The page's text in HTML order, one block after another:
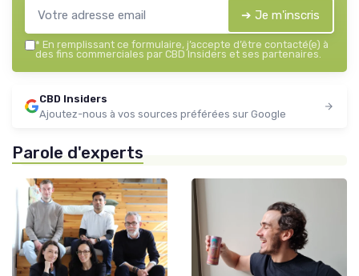
➔ Je m'inscris
* En remplissant ce formulaire, j’accepte d’être contacté(e) à
des fins commerciales par CBD Insiders et ses partenaires.
CBD Insiders
Ajoutez-nous à vos sources préférées sur Google
Parole d'experts